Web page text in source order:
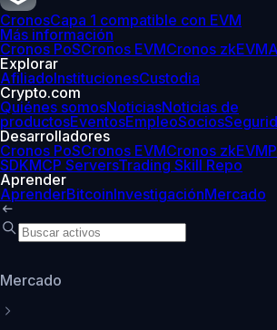
CronosCapa 1 compatible con EVM
Más información
Cronos PoSCronos EVMCronos zkEVM
Explorar
AfiliadoInstitucionesCustodia
Crypto.com
Quiénes somosNoticiasNoticias de
productosEventosEmpleoSocios
Desarrolladores
Cronos PoSCronos EVMCronos zkEVM
SDKMCP ServersTrading Skill Repo
Aprender
AprenderBitcoinInvestigaciónMercado
Mercado